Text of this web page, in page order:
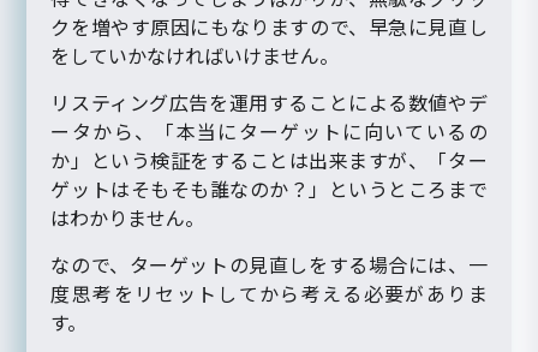
クを増やす原因にもなりますので、早急に見直し
をしていかなければいけません。
リスティング広告を運用することによる数値やデ
ータから、「本当にターゲットに向いているの
か」という検証をすることは出来ますが、「ター
ゲットはそもそも誰なのか？」というところまで
はわかりません。
なので、ターゲットの見直しをする場合には、一
度思考をリセットしてから考える必要がありま
す。